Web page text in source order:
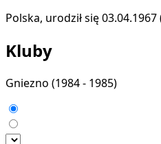
Polska, urodził się
Kluby
Gniezno (1984 - 1985)